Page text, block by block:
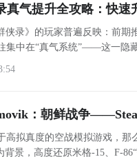
真气提升全攻略：快速
侠录》的玩家普遍反映：前期
集中在“真气系统”——这一隐
：朝鲜战争
高拟真度的空战模拟游戏，那
背景，高度还原米格-15、F-